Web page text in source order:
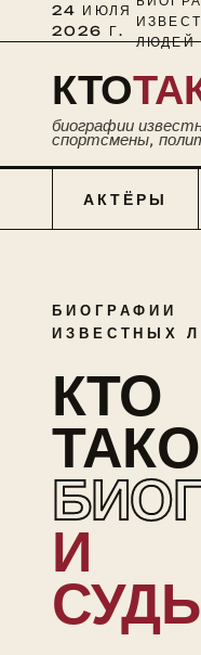
24 ИЮЛЯ
2026 Г.
ЛЮДЕЙ
КТО
биографии
спортсмены,
АКТЁРЫ
БИОГРАФИИ
ИЗВЕСТНЫХ
КТО
И